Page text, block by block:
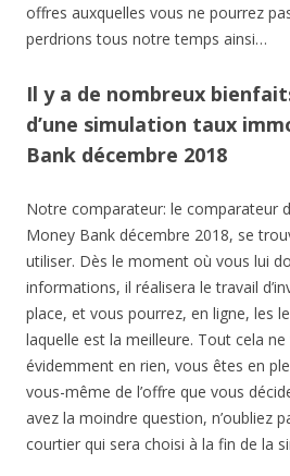
offres auxquelles vous ne pourrez
perdrions tous notre temps ainsi…
Il y a de nombreux
d’une simulation taux
Bank décembre 2018
Notre comparateur: le comparateur
Money Bank décembre 2018, se
utiliser. Dès le moment où vous lui
informations, il réalisera le travail
place, et vous pourrez, en ligne, les
laquelle est la meilleure. Tout cela
évidemment en rien, vous êtes en
vous-même de l’offre que vous
avez la moindre question, n’oubliez
courtier qui sera choisi à la fin de la